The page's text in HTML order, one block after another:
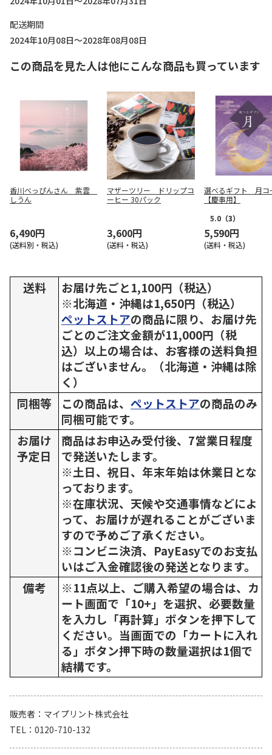
配送期間
2024年10月08日～2028年08月08日
この商品を見た人は他にこんな商品も買っています
香川べっぴんさん 紫雲
しうん
6,490円
(送料別・税込)
マザーツリー ドリップコ
ーヒー 30パック
3,600円
(送料・税込)
選べるギフト 月コ
【慶事用】
5.0 （3）
5,590円
(送料・税込)
送料
お届け先ごと1,100円（税込）
※北海道・沖縄は1,650円（税込）
ペットストアの商品に限り、お届け先
ごとのご注文金額が11,000円（税
込）以上の場合は、お客様の送料負担
はございません。（北海道・沖縄は除
く）
同梱等
この商品は、 ペットストアの商品のみ
同梱可能です。
お届け
予定日
商品はお申込み受付後、7営業日程度
で発送いたします。
※土日、祝日、年末年始は休業日とな
っております。
※在庫状況、天候や交通事情などによ
って、お届けが遅れることがございま
すので予めご了承ください。
※コンビニ決済、PayEasyでのお支払
いはご入金確認後の発送となります。
備考
※11点以上、ご購入希望の場合は、カ
ート画面で「10+」を選択、必要数量
を入力し「再計算」ボタンを押下して
ください。当画面での「カートに入れ
る」ボタン押下時の数量選択は1個で
結構です。
販売者
マイプリント株式会社
TEL
0120-710-132